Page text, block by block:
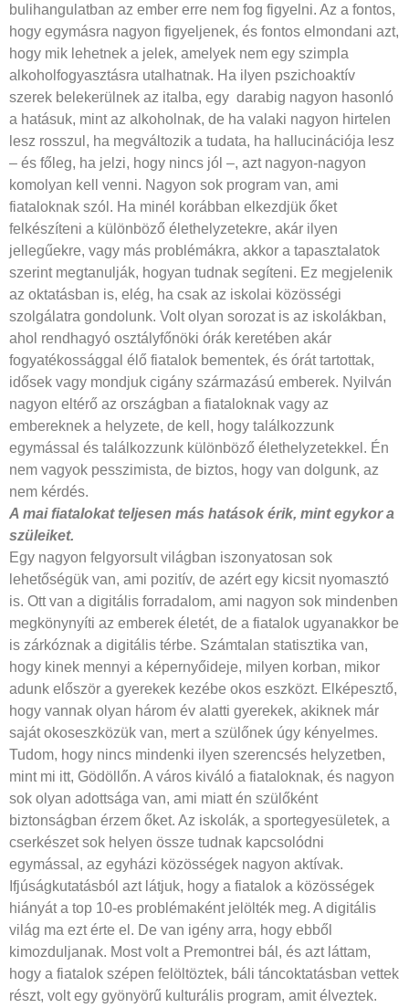
bulihangulatban az ember erre nem fog figyelni. Az a fontos,
hogy egymásra nagyon figyeljenek, és fontos elmondani azt,
hogy mik lehetnek a jelek, amelyek nem egy szimpla
alkoholfogyasztásra utalhatnak. Ha ilyen pszichoaktív
szerek belekerülnek az italba, egy darabig nagyon hasonló
a hatásuk, mint az alkoholnak, de ha valaki nagyon hirtelen
lesz rosszul, ha megváltozik a tudata, ha hallucinációja lesz
– és főleg, ha jelzi, hogy nincs jól –, azt nagyon-nagyon
komolyan kell venni. Nagyon sok program van, ami
fiataloknak szól. Ha minél korábban elkezdjük őket
felkészíteni a különböző élethelyzetekre, akár ilyen
jellegűekre, vagy más problémákra, akkor a tapasztalatok
szerint megtanulják, hogyan tudnak segíteni. Ez megjelenik
az oktatásban is, elég, ha csak az iskolai közösségi
szolgálatra gondolunk. Volt olyan sorozat is az iskolákban,
ahol rendhagyó osztályfőnöki órák keretében akár
fogyatékossággal élő fiatalok bementek, és órát tartottak,
idősek vagy mondjuk cigány származású emberek. Nyilván
nagyon eltérő az országban a fiataloknak vagy az
embereknek a helyzete, de kell, hogy találkozzunk
egymással és találkozzunk különböző élethelyzetekkel. Én
nem vagyok pesszimista, de biztos, hogy van dolgunk, az
nem kérdés.
A mai fiatalokat teljesen más hatások érik, mint egykor a
szüleiket.
Egy nagyon felgyorsult világban iszonyatosan sok
lehetőségük van, ami pozitív, de azért egy kicsit nyomasztó
is. Ott van a digitális forradalom, ami nagyon sok mindenben
megkönynyíti az emberek életét, de a fiatalok ugyanakkor be
is zárkóznak a digitális térbe. Számtalan statisztika van,
hogy kinek mennyi a képernyőideje, milyen korban, mikor
adunk először a gyerekek kezébe okos eszközt. Elképesztő,
hogy vannak olyan három év alatti gyerekek, akiknek már
saját okoseszközük van, mert a szülőnek úgy kényelmes.
Tudom, hogy nincs mindenki ilyen szerencsés helyzetben,
mint mi itt, Gödöllőn. A város kiváló a fiataloknak, és nagyon
sok olyan adottsága van, ami miatt én szülőként
biztonságban érzem őket. Az iskolák, a sportegyesületek, a
cserkészet sok helyen össze tudnak kapcsolódni
egymással, az egyházi közösségek nagyon aktívak.
Ifjúságkutatásból azt látjuk, hogy a fiatalok a közösségek
hiányát a top 10-es problémaként jelölték meg. A digitális
világ ma ezt érte el. De van igény arra, hogy ebből
kimozduljanak. Most volt a Premontrei bál, és azt láttam,
hogy a fiatalok szépen felöltöztek, báli táncoktatásban vettek
részt, volt egy gyönyörű kulturális program, amit élveztek.